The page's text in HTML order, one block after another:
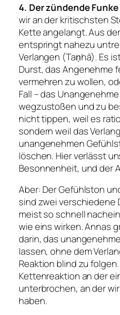
4. Der zündende
wir an der kritischsten
Kette angelangt. Aus
entspringt nahezu
Verlangen (Taṇhā). Es
Durst, das Angenehme
vermehren zu wollen,
Fall – das
wegzustoßen und zu
nicht tippen, weil es
sondern weil das
unangenehmen
löschen. Hier verlässt
Besonnenheit, und der
Aber: Der Gefühlston
sind zwei verschiedene
meist so schnell
wie eins wirken. Annas
darin, das
lassen, ohne dem
Reaktion blind zu
Kettenreaktion an der
unterbrochen, an der
haben.